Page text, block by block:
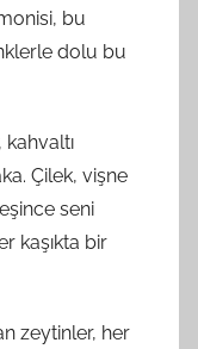
bu
dolu bu
kahvaltı
Çilek, vişne
seni
kaşıkta bir
zeytinler, her